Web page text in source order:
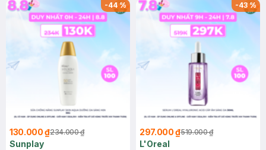
-44%
130.000 ₫234.000 ₫
Sunplay
-43%
297.000 ₫519.000 ₫
L'Oreal